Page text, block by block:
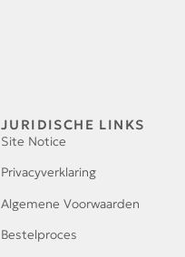
JURIDISCHE LINKS
Site Notice
Privacyverklaring
Algemene Voorwaarden
Bestelproces